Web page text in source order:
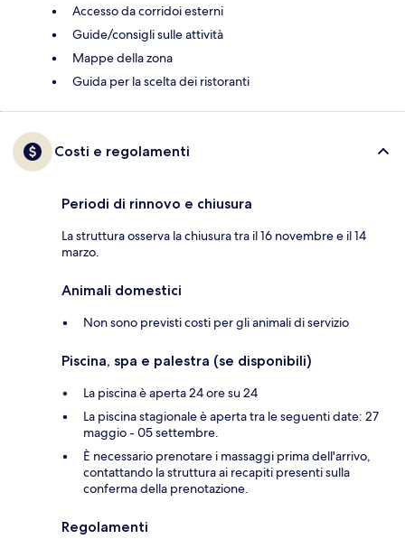
Accesso da corridoi esterni
Guide/consigli sulle attività
Mappe della zona
Guida per la scelta dei ristoranti
Costi e regolamenti
Periodi di rinnovo e chiusura
La struttura osserva la chiusura tra il 16 novembre e il 14
marzo.
Animali domestici
Non sono previsti costi per gli animali di servizio
Piscina, spa e palestra (se disponibili)
La piscina è aperta 24 ore su 24
La piscina stagionale è aperta tra le seguenti date: 27
maggio - 05 settembre.
È necessario prenotare i massaggi prima dell'arrivo,
contattando la struttura ai recapiti presenti sulla
conferma della prenotazione.
Regolamenti